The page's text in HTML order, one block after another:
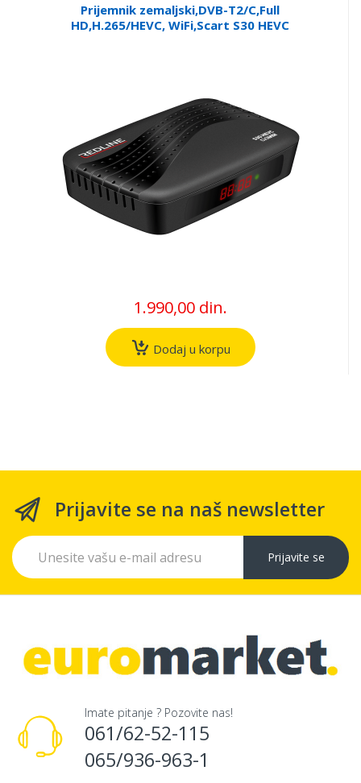
Prijemnik zemaljski,DVB-T2/C,Full
HD,H.265/HEVC, WiFi,Scart S30 HEVC
1.990,00 din.
Dodaj u korpu
Prijavite se na naš newsletter
Prijavite se
Imate pitanje ? Pozovite nas!
061/62-52-115
065/936-963-1